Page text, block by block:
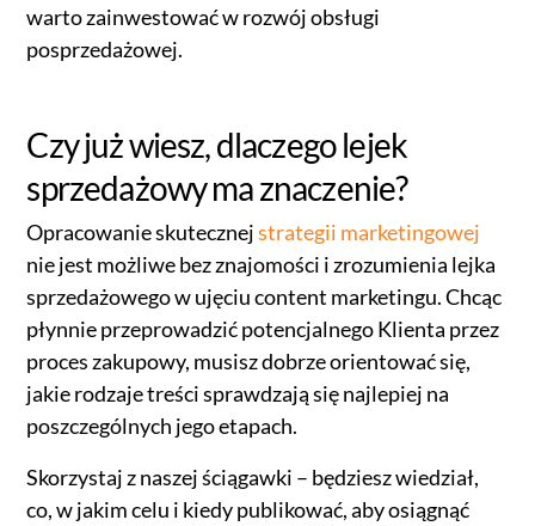
warto zainwestować w rozwój obsługi
posprzedażowej.
Czy już wiesz, dlaczego lejek
sprzedażowy ma znaczenie?
Opracowanie skutecznejstrategii marketingowej
nie jest możliwe bez znajomości i zrozumienia lejka
sprzedażowego w ujęciu content marketingu. Chcąc
płynnie przeprowadzić potencjalnego Klienta przez
proces zakupowy, musisz dobrze orientować się,
jakie rodzaje treści sprawdzają się najlepiej na
poszczególnych jego etapach.
Skorzystaj z naszej ściągawki – będziesz wiedział,
co, w jakim celu i kiedy publikować, aby osiągnąć